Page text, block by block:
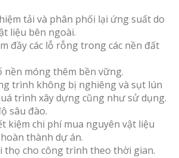
tải và phân phối lại ứng suất do
liệu bên ngoài.
đầy các lỗ rỗng trong các nền đất
nền móng thêm bền vững.
trình không bị nghiêng và sụt lún
trình xây dựng cũng như sử dụng.
sâu đào.
kiệm chi phí mua nguyên vật liệu
thành dự án.
thọ cho công trình theo thời gian.